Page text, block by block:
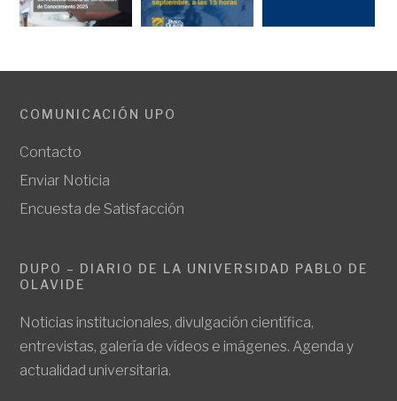
COMUNICACIÓN UPO
Contacto
Enviar Noticia
Encuesta de Satisfacción
DUPO – DIARIO DE LA UNIVERSIDAD PABLO DE
OLAVIDE
Noticias institucionales, divulgación científica,
entrevistas, galería de vídeos e imágenes. Agenda y
actualidad universitaria.